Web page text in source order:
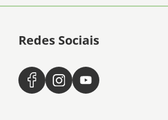
Redes Sociais